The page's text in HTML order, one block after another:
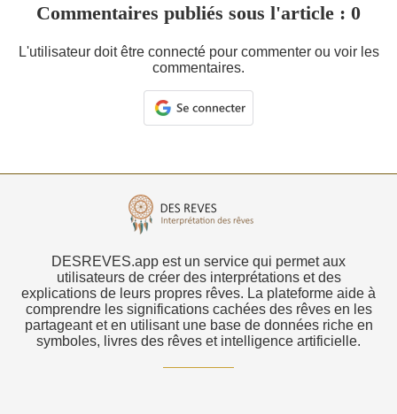
Commentaires publiés sous l'article : 0
L'utilisateur doit être connecté pour commenter ou voir les
commentaires.
DESREVES.app est un service qui permet aux
utilisateurs de créer des interprétations et des
explications de leurs propres rêves. La plateforme aide à
comprendre les significations cachées des rêves en les
partageant et en utilisant une base de données riche en
symboles, livres des rêves et intelligence artificielle.